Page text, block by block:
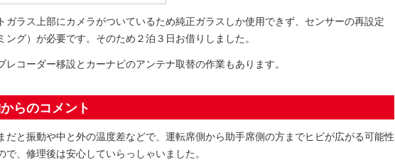
ガラス上部にカメラがついているため純正ガラスしか使用できず、センサーの再設定
ング）が必要です。そのため２泊３日お借りしました。
レコーダー移設とカーナビのアンテナ取替の作業もあります。
らのコメント
だと振動や中と外の温度差などで、運転席側から助手席側の方までヒビが広がる可能性
で、修理後は安心していらっしゃいました。